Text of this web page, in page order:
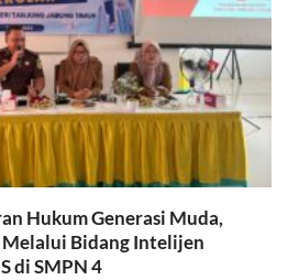
Hukum Generasi Muda,
Bidang Intelijen
di SMPN 4